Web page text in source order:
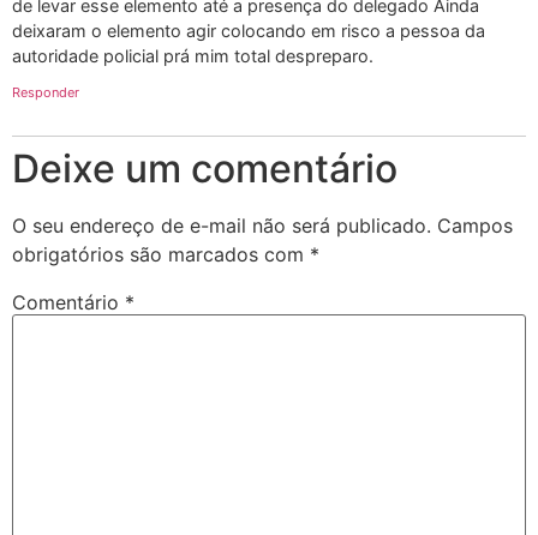
de levar esse elemento até a presença do delegado Ainda
deixaram o elemento agir colocando em risco a pessoa da
autoridade policial prá mim total despreparo.
Responder
Deixe um comentário
O seu endereço de e-mail não será publicado. Campos
obrigatórios são marcados com *
Comentário *